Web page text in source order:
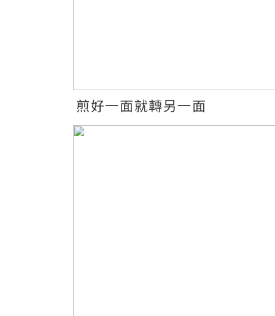
煎好一面就轉另一面